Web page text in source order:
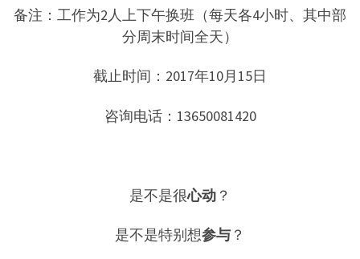
备注：工作为2人上下午换班（每天各4小时、其中部
分周末时间全天）
截止时间：2017年10月15日
咨询电话：13650081420
是不是很心动 ？
是不是特别想参与 ？